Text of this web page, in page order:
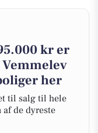
kr er
her
til salg til hele
de dyreste